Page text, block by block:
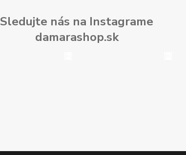
Sledujte nás na Instagrame
damarashop.sk